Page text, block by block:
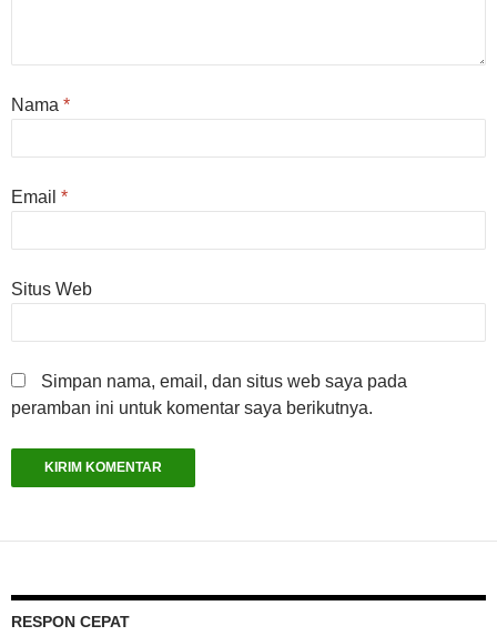
Nama *
Email *
Situs Web
Simpan nama, email, dan situs web saya pada
peramban ini untuk komentar saya berikutnya.
RESPON CEPAT